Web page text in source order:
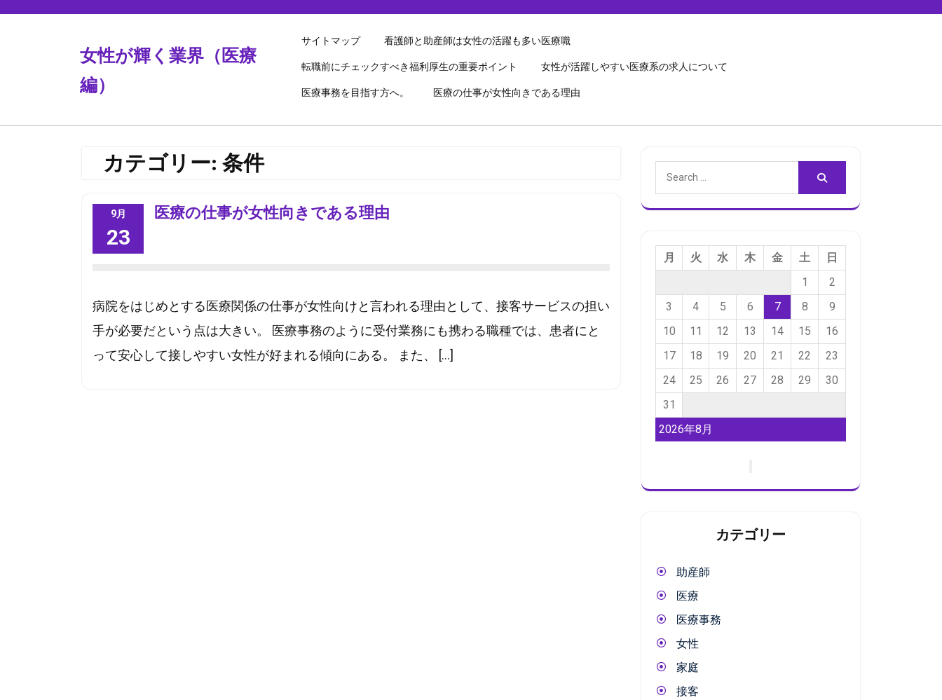
女性が輝く業界（医療
編）
サイトマップ 看護師と助産師は女性の活躍も多い医療職
転職前にチェックすべき福利厚生の重要ポイント 女性が活躍しやすい医療系の求人について
医療事務を目指す方へ。 医療の仕事が女性向きである理由
カテゴリー: 条件
9月
23
医療の仕事が女性向きである理由
病院をはじめとする医療関係の仕事が女性向けと言われる理由として、接客サービスの担い
手が必要だという点は大きい。 医療事務のように受付業務にも携わる職種では、患者にと
って安心して接しやすい女性が好まれる傾向にある。 また、 […]
for:
2026年8月
月 火 水 木 金 土
日
1
2
3
4 5 6 7 8
9
10
11 12 13 14 15
16
17
18 19 20 21 22
23
24
25 26 27 28 29
30
31
カテゴリー
助産師
医療
医療事務
女性
家庭
接客